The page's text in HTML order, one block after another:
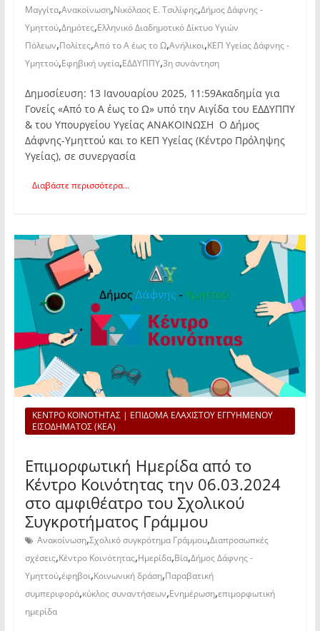
Μαγγίτα,Ανακοίνωση,Νικόλαος Ε. Τσιλίφης,Δήμος Δάφνης -
Υμηττού,Δημότες,Ελληνικό Διαδημοτικό Δίκτυο Υγιών
Πόλεων,Πολίτες,Από το Α έως το Ω,Ανήλικοι,ΚΕΠ Υγείας Δάφνης -
Υμηττού,Εφηβική υγεία,ΕΔΔΥΠΠΥ,3η συνάντηση
Δημοσίευση: 13 Ιανουαρίου 2025, 11:59Ακαδημία για
Γονείς «Από το Α έως το Ω» υπό την Αιγίδα του ΕΔΔΥΠΠΥ
& του Υπουργείου Υγείας ΑΝΑΚΟΙΝΩΣΗ Ο Δήμος
Δάφνης-Υμηττού και το ΚΕΠ Υγείας (Κέντρο Πρόληψης
Υγείας), σε συνεργασία
Διαβάστε περισσότερα...
ΚΕΝΤΡΟ ΚΟΙΝΟΤΗΤΑΣ | ΕΠΙΔΟΜΑ ΕΛΑΧΙΣΤΟΥ ΕΓΓΥΗΜΕΝΟΥ
ΕΙΣΟΔΗΜΑΤΟΣ (ΚΕΑ)
Επιμορφωτική Ημερίδα από το
Κέντρο Κοινότητας την 06.03.2024
στο αμφιθέατρο του Σχολικού
Συγκροτήματος Γράμμου
Ανακοίνωση,Σχολικό συγκρότημα Γράμμου,Διαπροσωπκές
σχέσεις,Κέντρο Κοινότητας,Ημερίδα,Βία,Δήμος Δάφνης -
Υμηττού,έφηβοι,Κοινωνική δράση,Παραβατική
συμπεριφορά,κύκλος συναντήσεων,Ενημέρωση,επιμορφωτική
ημερίδα